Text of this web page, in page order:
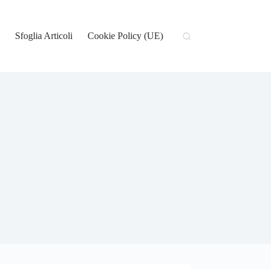
Sfoglia Articoli Cookie Policy (UE)